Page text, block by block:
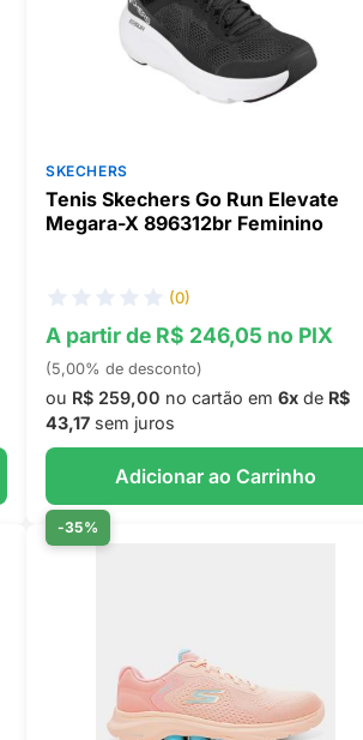
SKECHERS
Tenis Skechers Go Run Elevate
Megara-X 896312br Feminino
(0)
A partir de R$ 246,05 no PIX
(5,00% de desconto)
ou R$ 259,00 no cartão em 6xde R$
43,17sem juros
Adicionar ao Carrinho
-35%